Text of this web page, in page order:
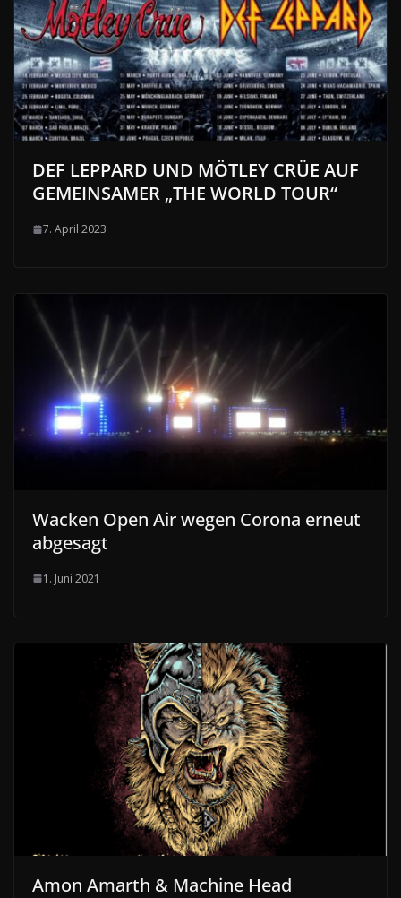
DEF LEPPARD UND MÖTLEY CRÜE AUF
GEMEINSAMER „THE WORLD TOUR“
7. April 2023
Wacken Open Air wegen Corona erneut
abgesagt
1. Juni 2021
Amon Amarth & Machine Head